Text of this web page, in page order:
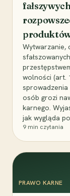
Wytwarzanie,
wolności (art.
osób grozi
karnego.
jak wygląda
9 min czytania
PRAWO KARNE